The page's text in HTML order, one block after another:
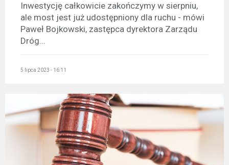
Inwestycję całkowicie zakończymy w sierpniu,
ale most jest już udostępniony dla ruchu - mówi
Paweł Bojkowski, zastępca dyrektora Zarządu
Dróg...
5 lipca 2023 - 16:11